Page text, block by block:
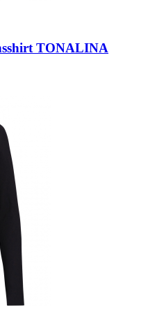
TONALINA